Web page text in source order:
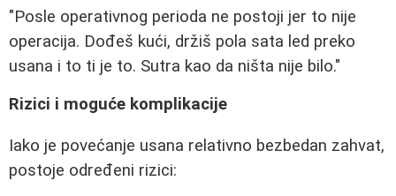
"Posle operativnog perioda ne postoji jer to nije
operacija. Dođeš kući, držiš pola sata led preko
usana i to ti je to. Sutra kao da ništa nije bilo."
Rizici i moguće komplikacije
Iako je povećanje usana relativno bezbedan zahvat,
postoje određeni rizici: